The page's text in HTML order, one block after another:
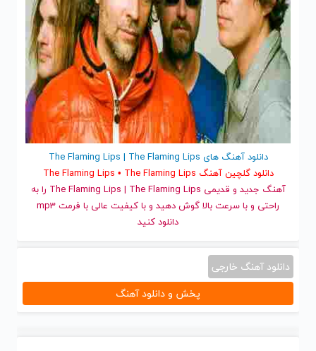
دانلود آهنگ های The Flaming Lips | The Flaming Lips
دانلود گلچین آهنگ The Flaming Lips • The Flaming Lips
آهنگ جدید
و قدیمی The Flaming Lips | The Flaming Lips را به
راحتی و با سرعت بالا گوش دهید و با کیفیت عالی با فرمت mp3
دانلود کنید
دانلود آهنگ خارجی
پخش و دانلود آهنگ